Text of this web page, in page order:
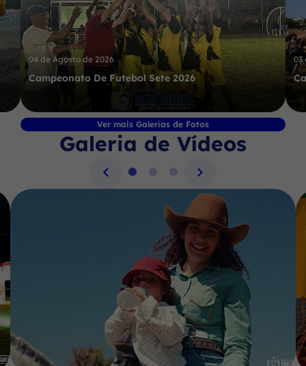
04 de Agosto de 2026
Campeonato De Futebol Sete 2026
03
Ver mais Galerias de Fotos
Seção Galeria de Vídeos
Galeria de Vídeos